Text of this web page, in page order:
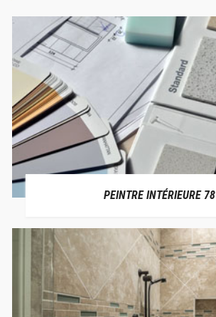
PEINTRE INTÉRIEURE 78